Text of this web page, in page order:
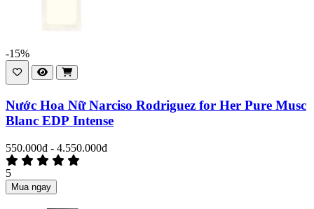
-15%
Nước Hoa Nữ Narciso Rodriguez for Her Pure Musc
Blanc EDP Intense
550.000đ - 4.550.000đ
5
Mua ngay